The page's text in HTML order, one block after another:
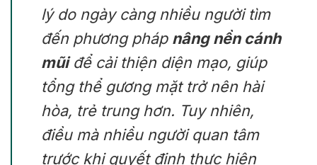
lý do ngày càng nhiều người tìm
đến phương pháp nâng nền cánh
mũiđể cải thiện diện mạo, giúp
tổng thể gương mặt trở nên hài
hòa, trẻ trung hơn. Tuy nhiên,
điều mà nhiều người quan tâm
trước khi quyết định thực hiện